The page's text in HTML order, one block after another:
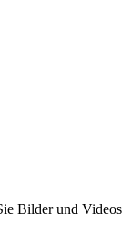
Bilder und Videos